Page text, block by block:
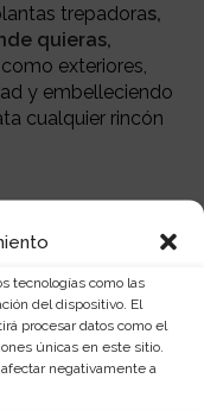
tecnologías como las
del dispositivo. El
procesar datos como el
únicas en este sitio.
negativamente a
trepadoras,
quieras,
exteriores,
y embelleciendo
cualquier rincón